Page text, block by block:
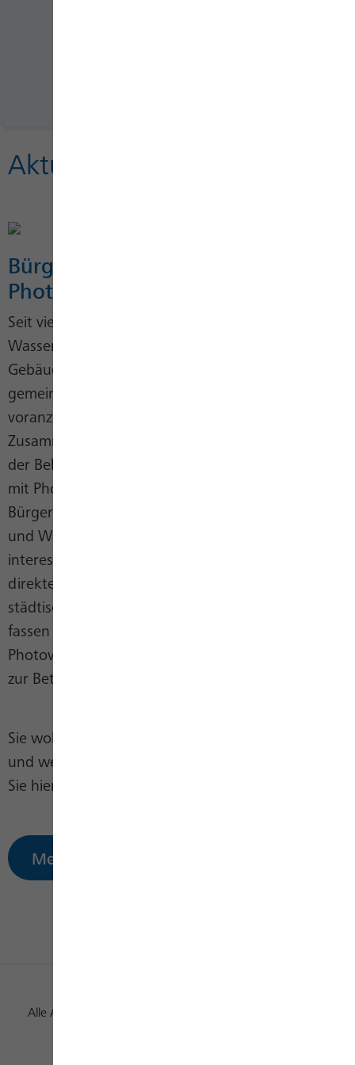
Aktuelle Projekte
Bürgerbeteiligung städtische
Photovoltaik-Anlagen
Seit vielen Jahren arbeitet SWB Energie und
Wasser Hand in Hand mit dem Städtischen
Gebäudemanagement Bonn (SGB) zusammen, um
gemeinsam den städtischen Photovoltaik-Ausbau
voranzubringen. Im Rahmen dieser
Zusammenarbeit liegt ein besonderer Fokus auf
der Belegung von Schulen und Kindertagesstätten
mit Photovoltaikanlagen, die sich besonders für
Bürgerbeteiligungsprojekte eignen. SWB Energie
und Wasser möchte mit BonnInvest Solar allen
interessierten Kundinnen und Kunden den
direkten Zugang zur Mitwirkung an der
städtischen Energiewende ermöglichen. Dazu
fassen wir in einer kommenden Phase weitere
Photovoltaikanlagen zusammen und stellen diese
zur Beteiligung zur Verfügung.
Sie wollen sich registrieren, die Projekte Entdecken
und weitere Informationen erhalten, dann klicken
Sie hier:
Mehr erfahren
Alle Auszeichnungen